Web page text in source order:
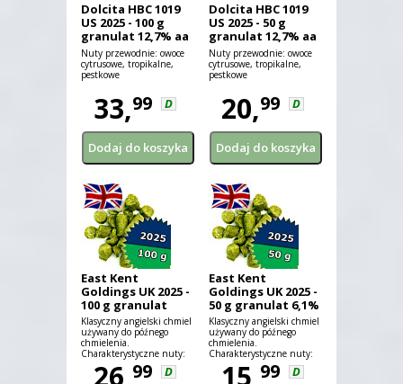
Dolcita HBC 1019
US 2025 - 100 g
granulat 12,7% aa
Nuty przewodnie: owoce
cytrusowe, tropikalne,
pestkowe
33,99 D
Dolcita HBC 1019
US 2025 - 50 g
granulat 12,7% aa
Nuty przewodnie: owoce
cytrusowe, tropikalne,
pestkowe
20,99 D
East Kent
Goldings UK 2025 -
100 g granulat
6,1% aa
Klasyczny angielski chmiel
używany do późnego
chmielenia.
Charakterystyczne nuty:
pikantna, miodowa,
ziemista.
26, 99 D
East Kent
Goldings UK 2025 -
50 g granulat 6,1%
aa
Klasyczny angielski chmiel
używany do późnego
chmielenia.
Charakterystyczne nuty:
pikantna, miodowa,
ziemista.
15, 99 D